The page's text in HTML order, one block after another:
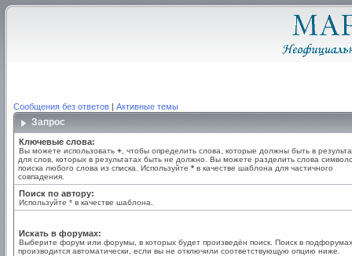
Сообщения без ответов | Активные темы
Запрос
Ключевые слова:
Вы можете использовать + , чтобы определить слова, которые должны быть в
для слов, которых в результатах быть не должно. Вы можете разделить слова
поиска любого слова из списка. Используйте * в качестве шаблона для частичного
совпадения.
Поиск по автору:
Используйте * в качестве шаблона.
Искать в форумах:
Выберите форум или форумы, в которых будет произведён поиск. Поиск в подфорумах
производится автоматически, если вы не отключили соответствующую опцию ниже.